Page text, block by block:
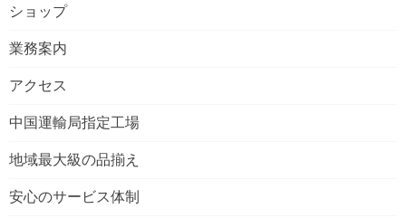
ショップ
業務案内
アクセス
中国運輸局指定工場
地域最大級の品揃え
安心のサービス体制